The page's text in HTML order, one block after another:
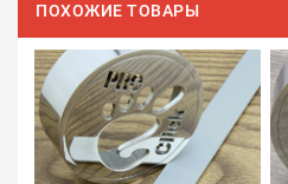
ПОХОЖИЕ ТОВАРЫ